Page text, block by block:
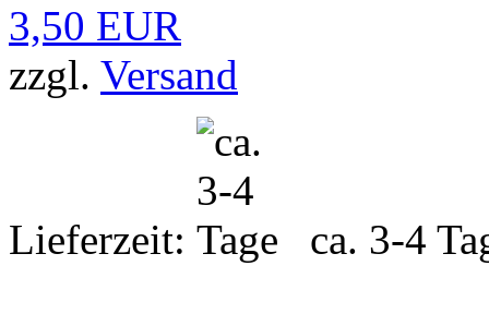
3,50 EUR
zzgl. Versand
Lieferzeit: ca. 3-4